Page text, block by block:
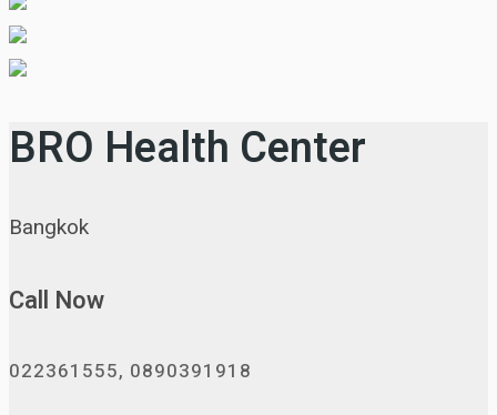
BRO Health Center
Bangkok
Call Now
022361555, 0890391918